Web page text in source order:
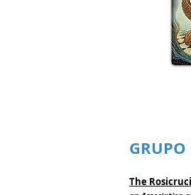
GRUPO
The